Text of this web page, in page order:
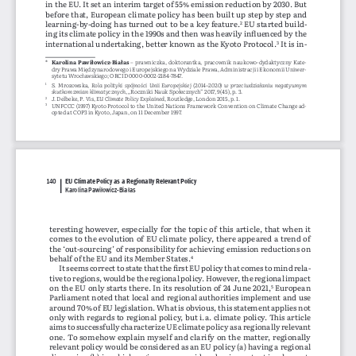
in the EU. It set an interim target of 55% emission reduction by 2030. But
before  that,  European  climate  policy  has  been  built  up  step  by  step  and
learning-by-doing has turned out to be a key feature. 2
  EU  started  build
ing its climate policy in the 1990s and then was heavily influenced by the
international undertaking, better known as the Kyoto Protocol.
It is in
* Karolina Pawiłowicz-Białas – prawniczka, doktorantka, pracownik naukowo-dydaktyczny Kate
dry Prawa Międzynarodowego i Europejskiego na Wydziale Prawa, Administracji i Ekonomii Uniwer
sytetu Wrocławskiego; ORCID 0000-0002-2184-7847.
1
  S. Mrozowska,
Rola polityki spójno ści Unii Europejskiej (2014–2020) w przeciwdziałaniu negatywnym
skutkom zmian klimatycznych, „Roczniki Nauk Społecznych” 2017, 9(45), p. 3.
J. Delbeke, P. Vis, EU Climate Policy Explained, Routledge, London 2015, p. 1.
3 UNFCCC (1997) Kyoto Protocol to the United Nations Framework Convention on Climate Change ad
opted at COP3 in Kyoto, Japan, on 11 December 1997.
EU Climate Policy as a Regionally Relevant Policy
Karolina Pawiłowicz-Białas
140
teresting however, especially for the topic of this article, that when it
comes to the evolution of EU climate policy, there appeared a trend of
the ‘out-sourcing’ of responsibility for achieving emission reductions on
behalf of the EU and its Member States.
It seems correct to state that the first EU policy that comes to mind rela
tive to regions, would be the regional policy. However, the regional impact
on  the  EU  only  starts  there.  In  its  resolution  of  24  June  2021,
5
  European
Parliament noted that local and regional authorities implement and use
around 70% of EU legislation. What is obvious, this statement applies not
only with regards to regional policy, but i.a. climate policy. This article
aims to successfully characterize UE climate policy as a regionally relevant
one. To somehow explain myself and clarify on the matter, regionally
relevant policy would be considered as an EU policy (a) having a regional
dimension (b) in which regions are considered as important implement